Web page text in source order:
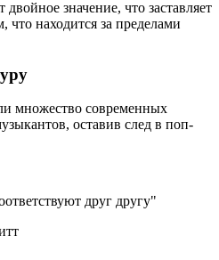
значение, что заставляет
что находится за пределами
множество современных
оставив след в поп-
друг другу"